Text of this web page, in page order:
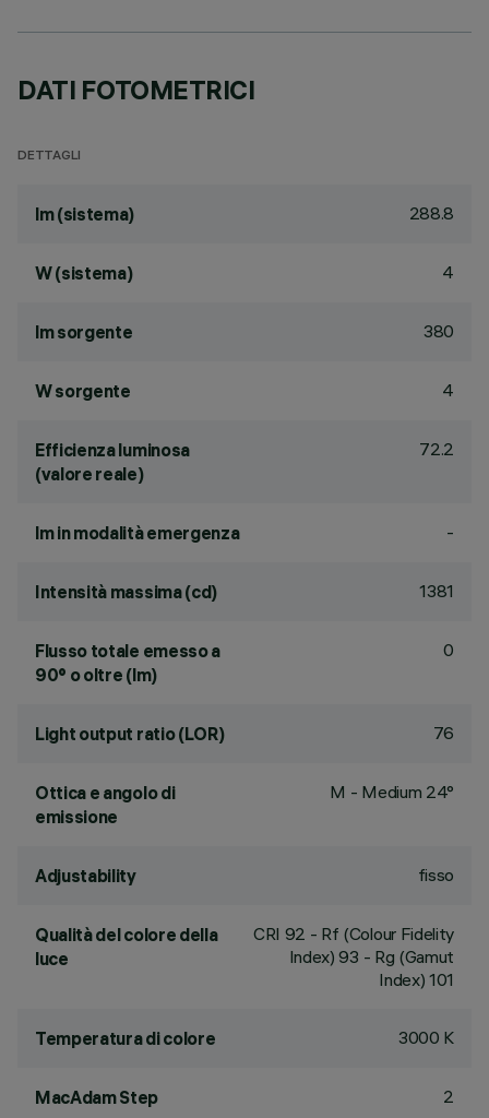
DATI FOTOMETRICI
DETTAGLI
lm (sistema) 288.8
W (sistema) 4
lm sorgente 380
W sorgente 4
Efficienza luminosa
(valore reale)
72.2
lm in modalità emergenza -
Intensità massima (cd) 1381
Flusso totale emesso a
90° o oltre (lm)
0
Light output ratio (LOR) 76
Ottica e angolo di
emissione
M - Medium 24°
Adjustability fisso
Qualità del colore della
luce
CRI 92 - Rf (Colour Fidelity
Index) 93 - Rg (Gamut
Index) 101
Temperatura di colore 3000 K
MacAdam Step 2